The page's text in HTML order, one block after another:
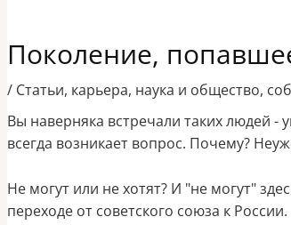
Поколение,
/ Статьи, карьера, наука и общество,
Вы наверняка встречали таких людей
всегда возникает вопрос. Почему?
Не могут или не хотят? И "не могут"
переходе от советского союза к